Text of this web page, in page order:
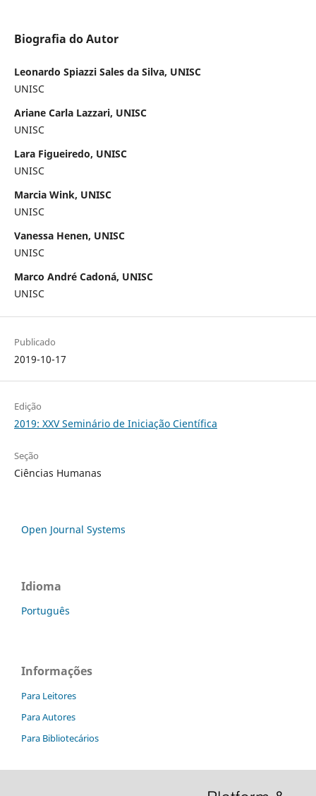
Biografia do Autor
Leonardo Spiazzi Sales da Silva, UNISC
UNISC
Ariane Carla Lazzari, UNISC
UNISC
Lara Figueiredo, UNISC
UNISC
Marcia Wink, UNISC
UNISC
Vanessa Henen, UNISC
UNISC
Marco André Cadoná, UNISC
UNISC
Publicado
2019-10-17
Edição
2019: XXV Seminário de Iniciação Científica
Seção
Ciências Humanas
Open Journal Systems
Idioma
Português
Informações
Para Leitores
Para Autores
Para Bibliotecários